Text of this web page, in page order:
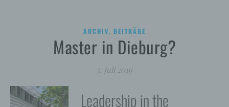
ARCHIV, BEITRÄGE
Master in Dieburg?
5. Juli 2019
Leadership in the